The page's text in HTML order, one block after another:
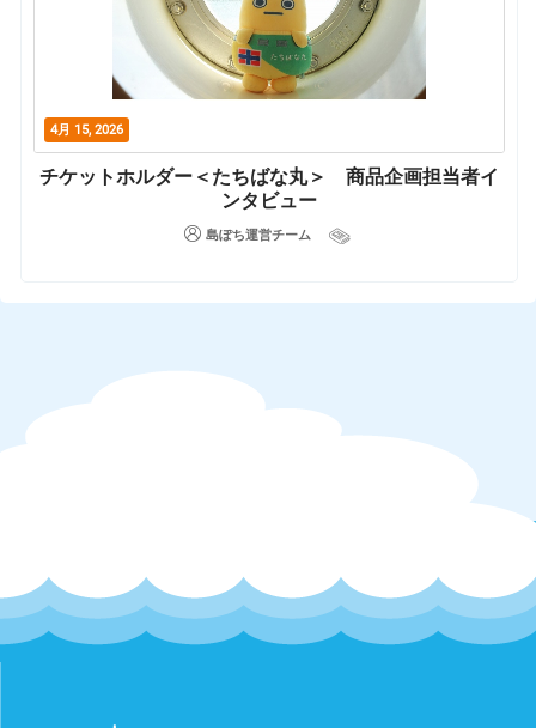
4月 15, 2026
チケットホルダー＜たちばな丸＞ 商品企画担当者イ
ンタビュー
島ぽち運営チーム